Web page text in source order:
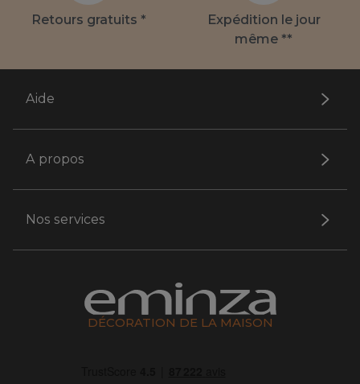
Retours gratuits *
Expédition le jour
même **
Aide
A propos
Nos services
DÉCORATION DE LA MAISON